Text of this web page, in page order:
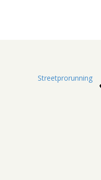
Streetprorunning